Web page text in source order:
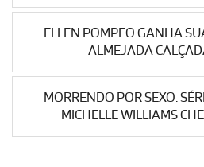
ELLEN POMPEO GANHA
ALMEJADA
MORRENDO POR SEXO:
MICHELLE WILLIAMS